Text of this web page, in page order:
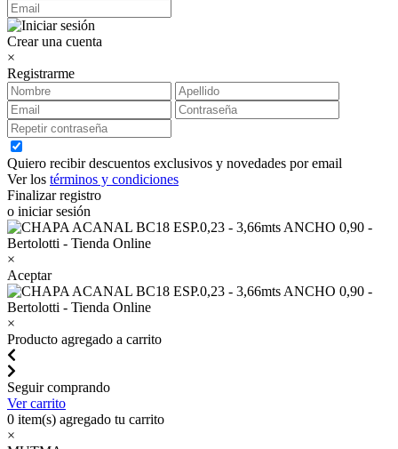
Crear una cuenta
×
Registrarme
Quiero recibir descuentos exclusivos y novedades por email
Ver los términos y condiciones
Finalizar registro
o iniciar sesión
×
Aceptar
×
Producto agregado a carrito
Seguir comprando
Ver carrito
0 item(s) agregado tu carrito
×